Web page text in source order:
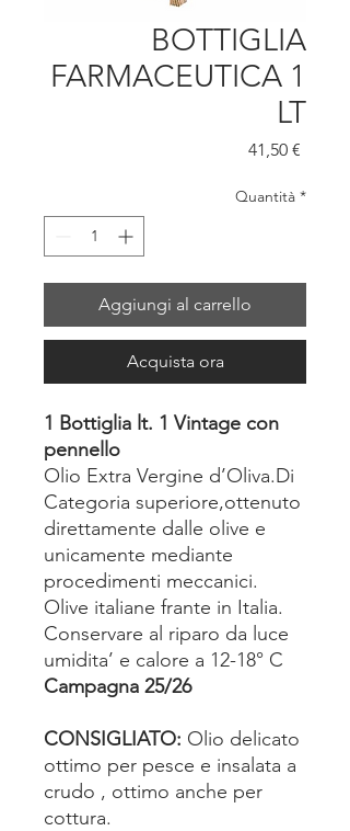
BOTTIGLIA
FARMACEUTICA 1
LT
41,50 €
Quantità *
Aggiungi al carrello
Acquista ora
1 Bottiglia lt. 1 Vintage con
pennello
Olio Extra Vergine d’Oliva.Di
Categoria superiore,ottenuto
direttamente dalle olive e
unicamente mediante
procedimenti meccanici.
Olive italiane frante in Italia.
Conservare al riparo da luce
umidita’ e calore a 12-18° C
Campagna 25/26
CONSIGLIATO: Olio delicato
ottimo per pesce e insalata a
crudo , ottimo anche per
cottura.